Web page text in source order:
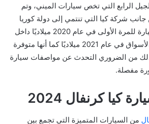
الرابع التي تخص سيارات الميني، وتم
جانب شركة كيا التي تنتمي إلى دولة كوريا
الجنوبية، وقدمت السيارة للمرة الأولى في عام 2020 ميلاديًا داخل
كوريا، ثم وصلت إلى الأسواق في عام 2021 ميلاديًا كما أنها متوفرة
من الضروري التحدث عن مواصفات سيارة
كيا كرنفال 2024
من السيارات المتميزة التي تجمع بين